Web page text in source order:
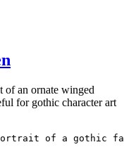
of an ornate winged
for gothic character art
of a gothic